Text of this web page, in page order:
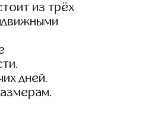
из трёх
дней.